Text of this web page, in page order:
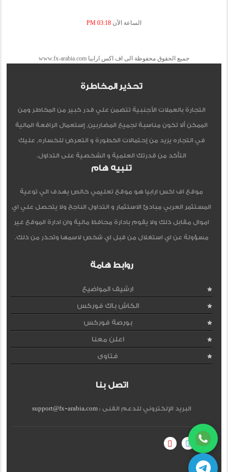
الساعة الآن 03:18 PM
جميع الحقوق محفوظة الى اف اكس ارابيا www.fx-arabia.com
تحذير المخاطرة
التجارة بالعملات الأجنبية تتضمن علي قدر كبير من المخاطر ومن
الممكن ألا تكون مناسبة لجميع المضاربين, إستعمال الرافعة المالية
في التجاره يزيد من إحتمالات الخطورة و التعرض للخساره, عليك
التأكد من قدرتك العلمية و الشخصية على التداول.
تنبيه هام
موقع اف اكس ارابيا هو موقع تعليمي خالص يهدف الي توعية
المستثمر العربي مبادئ الاستثمار و التداول الناجح ولا يتحصل علي اي
اموال مقابل ذلك ولا يقوم بادارة محافظ مالية وان ادارة الموقع غير
مسؤولة عن اي استغلال من قبل اي شخص لاسمها وتحذر من ذلك.
روابط هامة
ارشيف المواضيع
الكاش باك فوركس
بورصة فوركس
اعلن معنا
فتاوى
اتصل بنا
البريد الإلكتروني للدعم الفنى :support@fx-arabia.com